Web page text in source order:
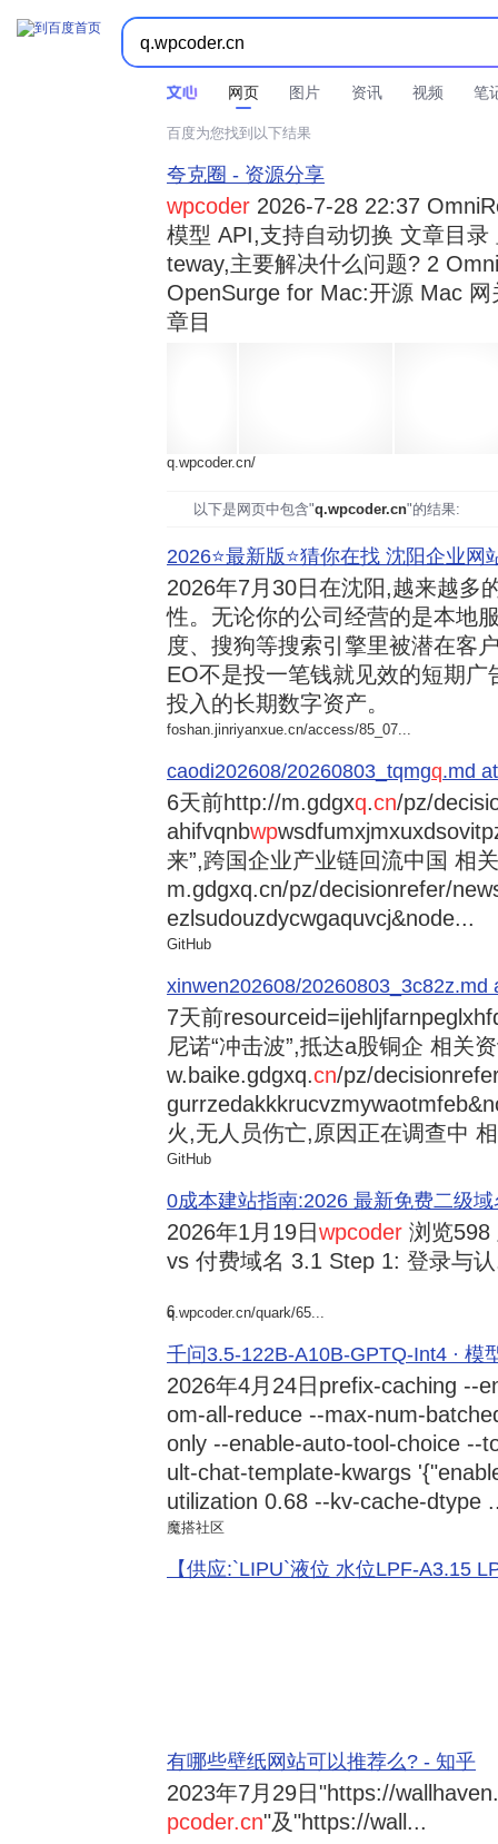
网页 图片 资讯 视频 笔
时间不限  所有网页和文件  站点内检索 
百度为您找到以下结果
夸克圈 - 资源分享
wpcoder 2026-7-28 22:37
模型 API,支持自动切换 文章目
teway,主要解决什么问题? 2
OpenSurge for Mac:开源 Mac
章目
q.wpcoder.cn/
以下是网页中包含"q.wpcoder.cn"的结果:
2026⭐️最新版⭐️猜你在找 沈阳企业网
2026年7月30日在沈阳,越来越多
性。无论你的公司经营的是本地
度、搜狗等搜索引擎里被潜在客
EO不是投一笔钱就见效的短期
投入的长期数字资产。
foshan.jinriyanxue.cn/access/85_07...
caodi202608/20260803_tqmgq.md
6天前http://m.gdgxq.cn/pz/
ahifvqnbwp
来”,跨国企业产业链回流中国 相
m.gdgxq.cn/pz/decisionrefer/
ezlsudouzdycwgaquvcj&node...
GitHub
xinwen202608/20260803_3c82z.md
7天前
尼诺“冲击波”,抵达a股铜企 相关
w.baike.gdgxq.cn/pz/
火,无人员伤亡,原因正在调查中
GitHub
0成本建站指南:2026 最新免费二级
2026年1月19日wpcoder 浏览598
vs 付费域名 3.1 Step 1: 登录与
6
q.wpcoder.cn/quark/65...
千问3.5-122B-A10B-GPTQ-Int4 · 模
2026年4月24日 prefix-caching --
om-all-reduce --max-num-
only --enable-auto-tool-choice --
ult-chat-template-kwargs
utilization 0.68 --kv-cache-dtype
魔搭社区
【供应:`LIPU`液位 水位LPF-A3.15
有哪些壁纸网站可以推荐么? - 知乎
2023年7月29日 "https://
pcoder.cn"及"https://wall...